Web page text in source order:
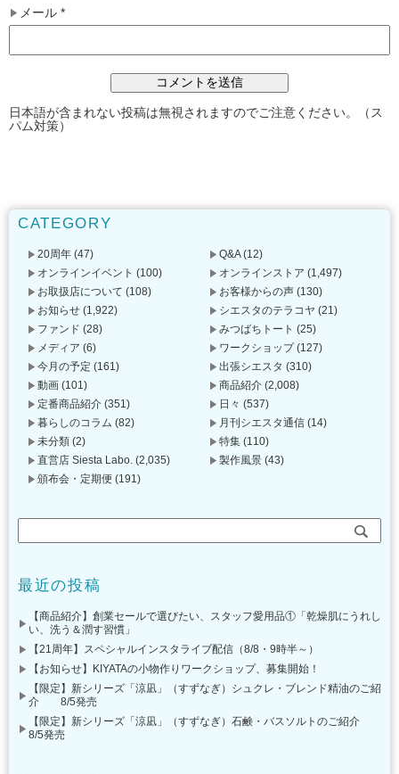
メール *
日本語が含まれない投稿は無視されますのでご注意ください。（ス
パム対策）
CATEGORY
20周年 (47) Q&A(12)
オンラインイベント (100) オンラインストア (1,497)
お取扱店について (108) お客様からの声 (130)
お知らせ (1,922) シエスタのテラコヤ (21)
ファンド (28) みつばちトート (25)
メディア (6) ワークショップ(127)
今月の予定 (161) 出張シエスタ (310)
動画 (101) 商品紹介 (2,008)
定番商品紹介 (351) 日々 (537)
暮らしのコラム (82) 月刊シエスタ通信 (14)
未分類 (2) 特集 (110)
直営店 Siesta Labo. (2,035) 製作風景 (43)
頒布会・定期便 (191)
最近の投稿
【商品紹介】創業セールで選びたい、スタッフ愛用品①「乾燥肌にうれし
い、洗う＆潤す習慣」
【21周年】スペシャルインスタライブ配信（8/8・9時半～）
【お知らせ】KIYATAの小物作りワークショップ、募集開始！
【限定】新シリーズ「涼凪」（すずなぎ）シュクレ・ブレンド精油のご紹
介 8/5発売
【限定】新シリーズ「涼凪」（すずなぎ）石鹸・バスソルトのご紹介
8/5発売